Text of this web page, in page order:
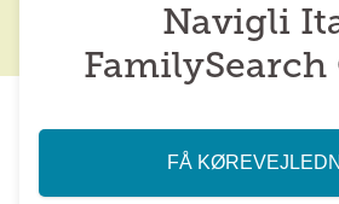
Navigli
FamilySearch
FÅ